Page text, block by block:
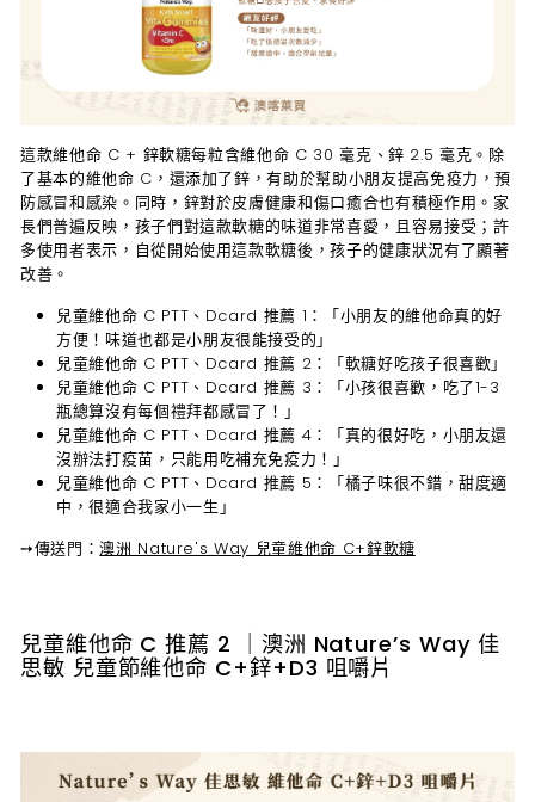
這款維他命 C + 鋅軟糖每粒含維他命 C 30 毫克、鋅 2.5 毫克。除
了基本的維他命 C，還添加了鋅，有助於幫助小朋友提高免疫力，預
防感冒和感染。同時，鋅對於皮膚健康和傷口癒合也有積極作用。家
長們普遍反映，孩子們對這款軟糖的味道非常喜愛，且容易接受；許
多使用者表示，自從開始使用這款軟糖後，孩子的健康狀況有了顯著
改善。
兒童維他命 C PTT、Dcard 推薦 1 ：「小朋友的維他命真的好
方便！味道也都是小朋友很能接受的」
兒童維他命 C PTT、Dcard 推薦 2 ：「軟糖好吃孩子很喜歡」
兒童維他命 C PTT、Dcard 推薦 3 ：「小孩很喜歡，吃了1-3
瓶總算沒有每個禮拜都感冒了！」
兒童維他命 C PTT、Dcard 推薦 4 ：「真的很好吃，小朋友還
沒辦法打疫苗，只能用吃補充免疫力！」
兒童維他命 C PTT、Dcard 推薦 5 ：「橘子味很不錯，甜度適
中，很適合我家小一生」
➙傳送門：澳洲 Nature's Way 兒童維他命 C+鋅軟糖
兒童維他命 C 推薦 2 ｜澳洲 Nature’s Way 佳
思敏 兒童節維他命 C+鋅+D3 咀嚼片